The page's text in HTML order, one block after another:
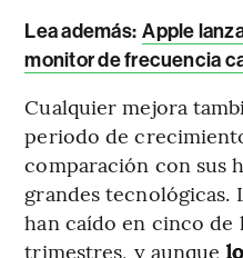
Lea además: Apple
monitor de frecuencia
Cualquier mejora
periodo de
comparación con sus
grandes tecnológicas.
han caído en cinco de
trimestres, y aunque